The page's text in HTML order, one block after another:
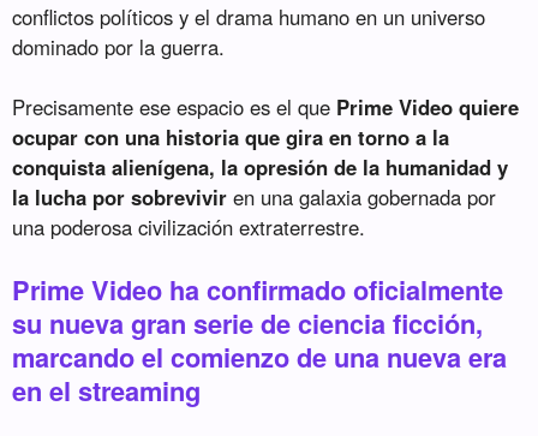
conflictos políticos y el drama humano en un universo
dominado por la guerra.
Precisamente ese espacio es el que Prime Video quiere
ocupar con una historia que gira en torno a la
conquista alienígena, la opresión de la humanidad y
la lucha por sobrevivir en una galaxia gobernada por
una poderosa civilización extraterrestre.
Prime Video ha confirmado oficialmente
su nueva gran serie de ciencia ficción,
marcando el comienzo de una nueva era
en el streaming